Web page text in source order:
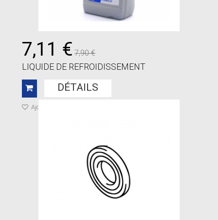
7,11 € 7,90 €
LIQUIDE DE REFROIDISSEMENT
DÉTAILS
Ajouter à ma liste de cadeaux